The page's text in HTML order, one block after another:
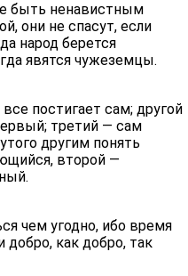
быть ненавистным
они не спасут, если
народ берется
явятся чужеземцы.
постигает сам; другой
третий — сам
другим понять
второй —
чем угодно, ибо время
добро, как добро, так